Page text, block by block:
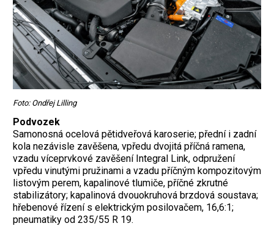
Foto: Ondřej Lilling
Podvozek
Samonosná ocelová pětidveřová karoserie; přední i zadní
kola nezávisle zavěšena, vpředu dvojitá příčná ramena,
vzadu víceprvkové zavěšení Integral Link, odpružení
vpředu vinutými pružinami a vzadu příčným kompozitovým
listovým perem, kapalinové tlumiče, příčné zkrutné
stabilizátory; kapalinová dvouokruhová brzdová soustava;
hřebenové řízení s elektrickým posilovačem, 16,6:1;
pneumatiky od 235/55 R 19.